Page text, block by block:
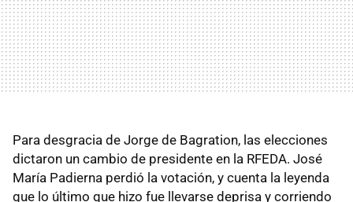
Para desgracia de Jorge de Bagration, las elecciones
dictaron un cambio de presidente en la RFEDA. José
María Padierna perdió la votación, y cuenta la leyenda
que lo último que hizo fue llevarse deprisa y corriendo